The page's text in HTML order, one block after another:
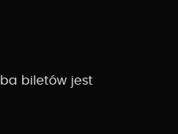
biletów jest